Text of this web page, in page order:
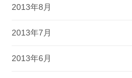
2013年8月
2013年7月
2013年6月